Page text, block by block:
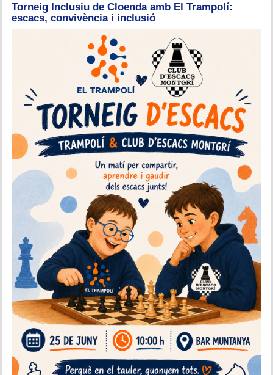
Torneig Inclusiu de Cloenda amb El Trampolí:
escacs, convivència i inclusió